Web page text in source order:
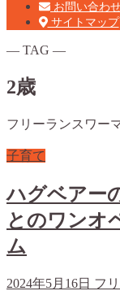
お問い合わ
サイトマップ
― TAG ―
2歳
フリーランスワー
子育て
ハグベアー
とのワンオ
ム
2024年5月16日 フ